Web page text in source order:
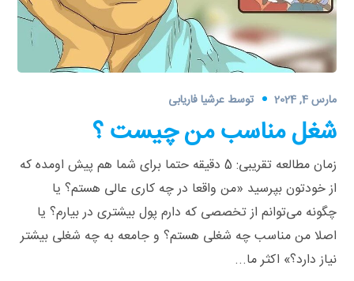
مارس 4, 2024 توسطعرشیا فاریابی
شغل مناسب من چیست ؟
زمان مطالعه تقریبی: 5 دقیقه حتما برای شما هم پیش اومده که
از خودتون بپرسید «من واقعا در چه کاری عالی هستم؟ یا
چگونه می‌توانم از تخصصی که دارم پول بیشتری در بیارم؟ یا
اصلا من مناسب چه شغلی هستم؟ و جامعه به چه شغلی بیشتر
نیاز دارد؟» اکثر ما...